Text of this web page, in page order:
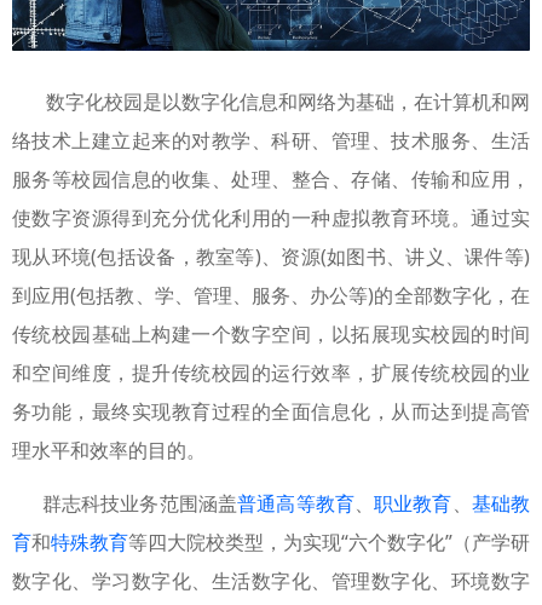
数字化校园是以数字化信息和网络为基础，在计算机和网
络技术上建立起来的对教学、科研、管理、技术服务、生活
服务等校园信息的收集、处理、整合、存储、传输和应用，
使数字资源得到充分优化利用的一种虚拟教育环境。通过实
现从环境(包括设备，教室等)、资源(如图书、讲义、课件等)
到应用(包括教、学、管理、服务、办公等)的全部数字化，在
传统校园基础上构建一个数字空间，以拓展现实校园的时间
和空间维度，提升传统校园的运行效率，扩展传统校园的业
务功能，最终实现教育过程的全面信息化，从而达到提高管
理水平和效率的目的。
群志科技业务范围涵盖普通高等教育、职业教育、 基础教
育和特殊教育等四大院校类型，为实现“六个数字化”（产学研
数字化、学习数字化、生活数字化、管理数字化、环境数字